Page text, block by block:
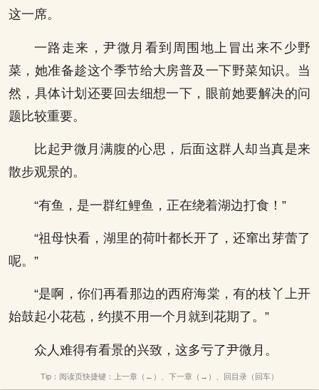
这一席。
一路走来，尹微月看到周围地上冒出来不少野
菜，她准备趁这个季节给大房普及一下野菜知识。当
然，具体计划还要回去细想一下，眼前她要解决的问
题比较重要。
比起尹微月满腹的心思，后面这群人却当真是来
散步观景的。
“有鱼，是一群红鲤鱼，正在绕着湖边打食！”
“祖母快看，湖里的荷叶都长开了，还窜出芽蕾了
呢。”
“是啊，你们再看那边的西府海棠，有的枝丫上开
始鼓起小花苞，约摸不用一个月就到花期了。”
众人难得有看景的兴致，这多亏了尹微月。
Tip：阅读页快捷键：上一章（←）、下一章（→）、回目录（回车）